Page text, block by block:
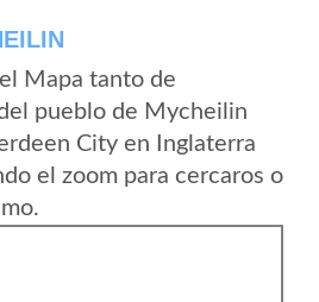
Mapa tanto de
pueblo de Mycheilin
City en Inglaterra
el zoom para cercaros o